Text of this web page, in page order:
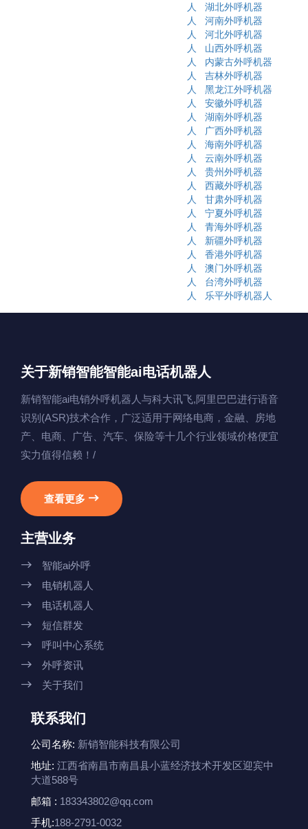
人
湖北外呼机器
人
河南外呼机器
人
河北外呼机器
人
山西外呼机器
人
内蒙古外呼机器
人
吉林外呼机器
人
黑龙江外呼机器
人
安徽外呼机器
人
湖南外呼机器
人
广西外呼机器
人
海南外呼机器
人
云南外呼机器
人
贵州外呼机器
人
西藏外呼机器
人
甘肃外呼机器
人
宁夏外呼机器
人
青海外呼机器
人
新疆外呼机器
人
香港外呼机器
人
澳门外呼机器
人
台湾外呼机器
人
乐平外呼机器人
关于新销智能智能ai电话机器人
新销智能ai电销外呼机器人与科大讯飞,阿里巴巴进行语音
识别(ASR)技术合作，广泛适用于网络电商，金融、房地
产、电商、广告、汽车、保险等十几个行业领域价格便宜
实力值得信赖！/
查看更多 
主营业务

智能ai外呼

电销机器人

电话机器人

短信群发

呼叫中心系统

外呼资讯

关于我们
联系我们
公司名称: 新销智能科技有限公司
地址: 江西省南昌市南昌县小蓝经济技术开发区迎宾中
大道588号
邮箱 : 183343802@qq.com
手机:188-2791-0032